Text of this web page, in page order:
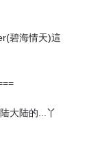
碧海情天)這
大陆的...丫